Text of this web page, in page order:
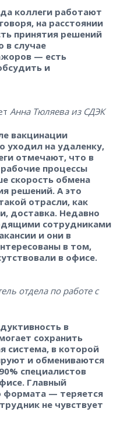
коллеги работают
на расстоянии
принятия решений
в случае
— есть
и
Анна Тюляева из СДЭК
вакцинации
уходил на удаленку,
отмечают, что в
процессы
скорость обмена
решений. А это
отрасли, как
доставка. Недавно
сотрудниками
и они в
в том,
в офисе.
отдела по работе с
в
сохранить
система, в которой
и обмениваются
специалистов
Главный
формата — теряется
не чувствует